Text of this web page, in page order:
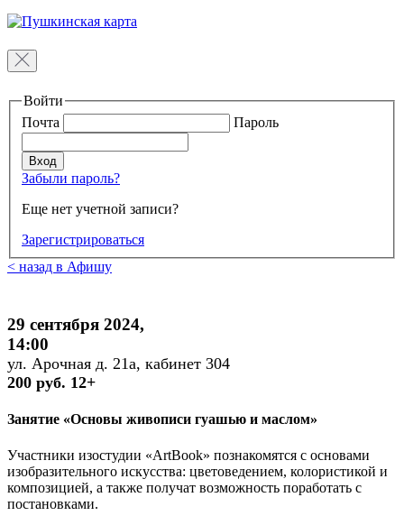
Войти
Почта
Пароль
Забыли пароль?
Еще нет учетной записи?
Зарегистрироваться
< назад в Афишу
29 сентября 2024,
14:00
ул. Арочная д. 21а, кабинет 304
200 руб. 12+
Занятие «Основы живописи гуашью и маслом»
Участники изостудии «ArtBook» познакомятся с основами
изобразительного искусства: цветоведением, колористикой и
композицией, а также получат возможность поработать с
постановками.